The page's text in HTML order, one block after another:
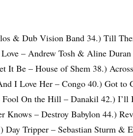
& Dub Vision Band 34.) Till
– Andrew Tosh & Aline
It Be – House of Shem 38.)
I Love Her – Congo 40.) Got to
On the Hill – Danakil 42.) I’ll
Knows – Destroy Babylon 44.)
Day Tripper – Sebastian Sturm &